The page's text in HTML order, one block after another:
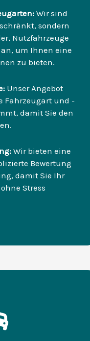
Wir sind
sondern
Nutzfahrzeuge
um Ihnen eine
zu bieten.
Unser Angebot
Fahrzeugart und -
damit Sie den
Wir bieten eine
Bewertung
damit Sie Ihr
Stress